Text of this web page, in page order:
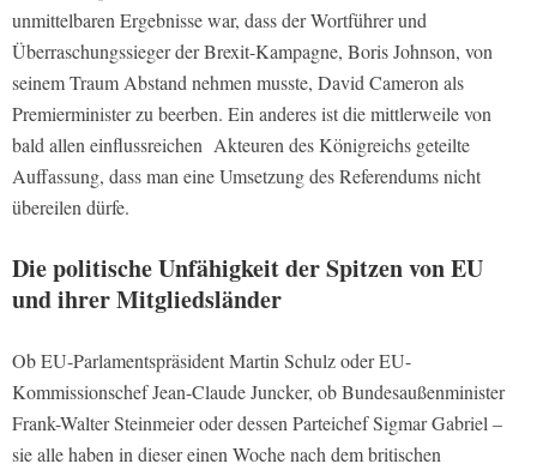
unmittelbaren Ergebnisse war, dass der Wortführer und
Überraschungssieger der Brexit-Kampagne, Boris Johnson, von
seinem Traum Abstand nehmen musste, David Cameron als
Premierminister zu beerben. Ein anderes ist die mittlerweile von
bald allen einflussreichen Akteuren des Königreichs geteilte
Auffassung, dass man eine Umsetzung des Referendums nicht
übereilen dürfe.
Die politische Unfähigkeit der Spitzen von EU
und ihrer Mitgliedsländer
Ob EU-Parlamentspräsident Martin Schulz oder EU-
Kommissionschef Jean-Claude Juncker, ob Bundesaußenminister
Frank-Walter Steinmeier oder dessen Parteichef Sigmar Gabriel –
sie alle haben in dieser einen Woche nach dem britischen